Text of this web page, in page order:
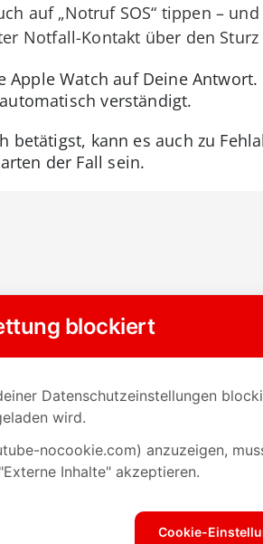
auf „Notruf SOS“ tippen –
Notfall-Kontakt über den
Watch auf Deine
verständigt.
betätigst, kann es auch zu
der Fall sein.